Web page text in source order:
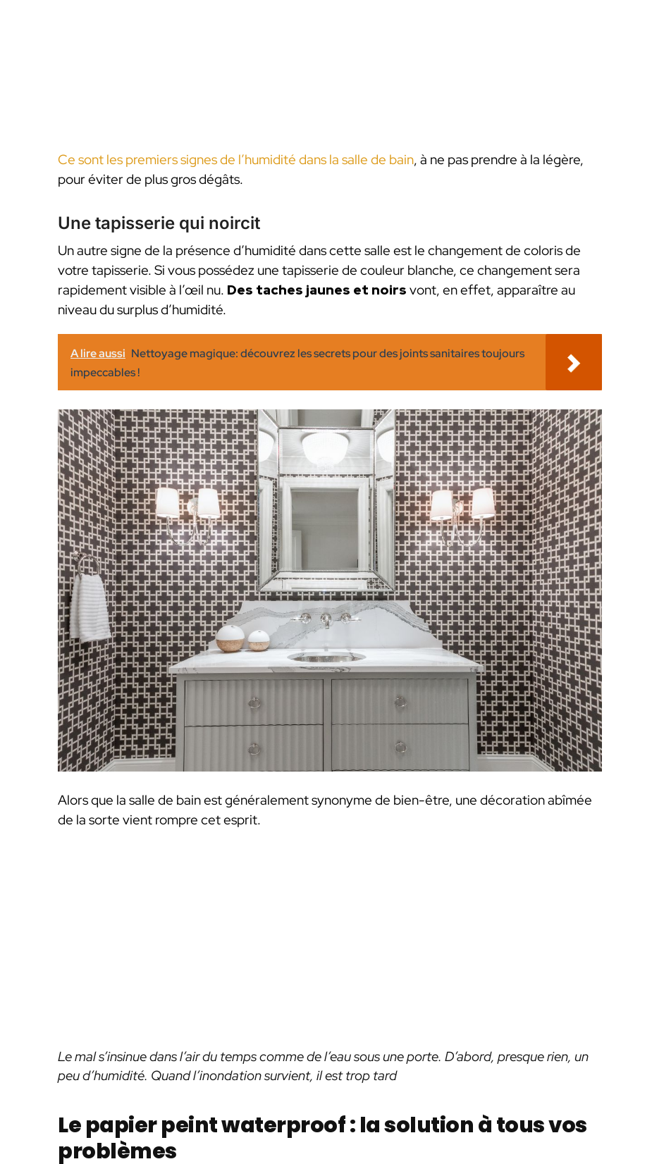
Ce sont les premiers signes de l’humidité dans la salle de bain, à ne pas prendre à la légère,
pour éviter de plus gros dégâts.
Une tapisserie qui noircit
Un autre signe de la présence d’humidité dans cette salle est le changement de coloris de
votre tapisserie. Si vous possédez une tapisserie de couleur blanche, ce changement sera
rapidement visible à l’œil nu. Des taches jaunes et noirs vont, en effet, apparaître au
niveau du surplus d’humidité.
A lire aussi Nettoyage magique: découvrez les secrets pour des joints sanitaires toujours
impeccables !
Alors que la salle de bain est généralement synonyme de bien-être, une décoration abîmée
de la sorte vient rompre cet esprit.
Le mal s’insinue dans l’air du temps comme de l’eau sous une porte. D’abord, presque rien, un
peu d’humidité. Quand l’inondation survient, il est trop tard
Le papier peint waterproof : la solution à tous vos
problèmes